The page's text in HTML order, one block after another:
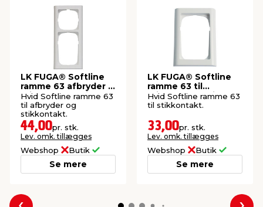
LK FUGA® Softline
ramme 63 afbryder +
stikkontakt hvid
Hvid Softline ramme 63
til afbryder og
stikkontakt.
44,00pr. stk.
Lev. omk. tillægges
Webshop Butik
Se mere
LK FUGA® Softline
ramme 63 til
stikkontakt hvid
Hvid Softline ramme 63
til stikkontakt.
33,00pr. stk.
Lev. omk. tillægges
Webshop Butik
Se mere